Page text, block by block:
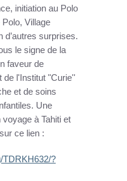
initiation au Polo
Village
d’autres surprises.
le signe de la
faveur de
de l'Institut "Curie''
et de soins
Une
à Tahiti et
ce lien :
TDRKH632/?